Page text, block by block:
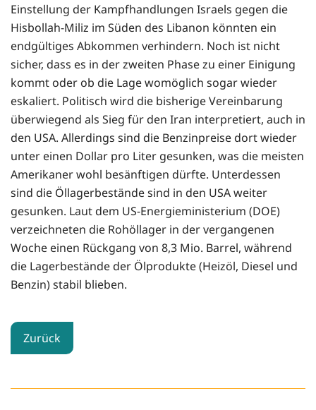
Einstellung der Kampfhandlungen Israels gegen die
Hisbollah-Miliz im Süden des Libanon könnten ein
endgültiges Abkommen verhindern. Noch ist nicht
sicher, dass es in der zweiten Phase zu einer Einigung
kommt oder ob die Lage womöglich sogar wieder
eskaliert. Politisch wird die bisherige Vereinbarung
überwiegend als Sieg für den Iran interpretiert, auch in
den USA. Allerdings sind die Benzinpreise dort wieder
unter einen Dollar pro Liter gesunken, was die meisten
Amerikaner wohl besänftigen dürfte. Unterdessen
sind die Öllagerbestände sind in den USA weiter
gesunken. Laut dem US-Energieministerium (DOE)
verzeichneten die Rohöllager in der vergangenen
Woche einen Rückgang von 8,3 Mio. Barrel, während
die Lagerbestände der Ölprodukte (Heizöl, Diesel und
Benzin) stabil blieben.
Zurück